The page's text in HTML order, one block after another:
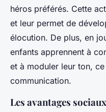
héros préférés. Cette
et leur permet de
élocution. De plus, en
enfants apprennent à
et à moduler leur ton,
communication.
Les avantages